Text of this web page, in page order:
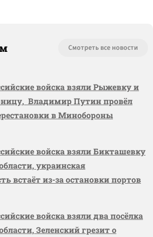
Смотреть все новости
войска взяли Рыжевку и
Владимир Путин провёл
в Минобороны
войска взяли Бикташевку
украинская
встаёт из-за остановки портов
войска взяли два посёлка
Зеленский грезит о